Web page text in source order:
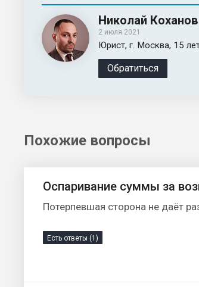
Николай Коханов
2 июля 2021
Юрист, г. Москва, 15
Обратиться
Похожие вопросы
Оспаривание суммы за
Потерпевшая сторона не даёт
Есть ответы (1)